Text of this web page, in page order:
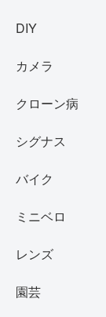
DIY
カメラ
クローン病
シグナス
バイク
ミニベロ
レンズ
園芸